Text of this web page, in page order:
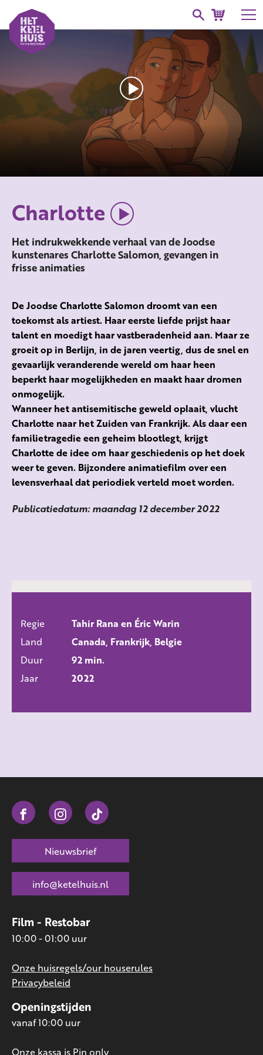
Charlotte
Het indrukwekkende verhaal van de Joodse
kunstenares Charlotte Salomon, gevangen in
frisse animaties
De Joodse Charlotte Salomon droomt van een
toekomst als artiest. Haar eerste liefde prijst haar
talent en moedigt haar vastberadenheid aan. Maar ze
groeit op in Berlijn, in de jaren veertig, dus de snel en
gevaarlijk veranderende wereld om haar heen
beperkt haar mogelijkheden en maakt haar dromen
onmogelijk.
Wanneer het antisemitische geweld oplaait, vlucht
Charlotte naar het Zuiden van Frankrijk. Als daar een
familietragedie een geheim blootlegt, krijgt
Charlotte de idee om haar geschiedenis op het doek
weer te geven. Bijzondere animatiefilm over een
levensverhaal dat periodiek verteld moet worden.
Publicatiedatum: maandag 12 december 2022
Regie
Tahir Rana en Éric Warin
Land
Canada, Frankrijk, Belgie
Duur
92 min.
Jaar
2022
Openingstijden
vanaf 10:00 uur
Onze kassa is Pin only
Film - Restobar
10:00 - 01:00 uur
Onze huisregels/our houserules
Privacybeleid
Nieuwsbrief
info@ketelhuis.nl